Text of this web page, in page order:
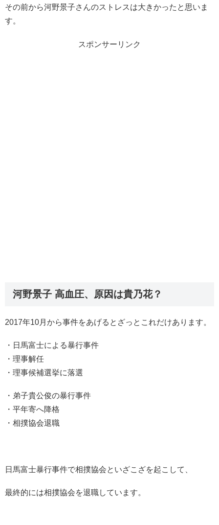
その前から河野景子さんのストレスは大きかったと思いま
す。
スポンサーリンク
河野景子 高血圧、原因は貴乃花？
2017年10月から事件をあげるとざっとこれだけあります。
・日馬富士による暴行事件
・理事解任
・理事候補選挙に落選
・弟子貴公俊の暴行事件
・平年寄へ降格
・相撲協会退職
日馬富士暴行事件で相撲協会といざこざを起こして、
最終的には相撲協会を退職しています。